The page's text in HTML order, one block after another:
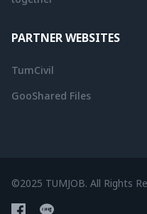
PARTNER WEBSITES
TumCivil
GooShared Files
©2025 TUMJOB. All Rights